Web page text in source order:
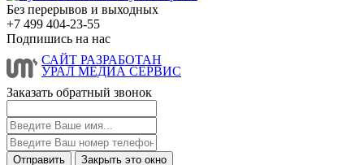
Без перерывов и выходных
+7 499 404-23-55
Подпишись на нас
САЙТ РАЗРАБОТАН
УРАЛ МЕДИА СЕРВИС
Заказать обратный звонок
Отправить Закрыть это окно